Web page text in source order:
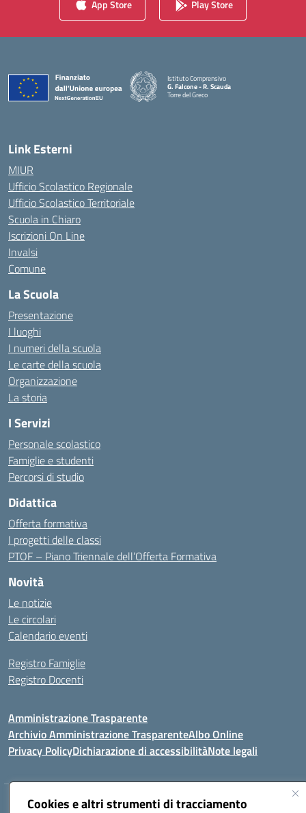
Cookies e altri strumenti di tracciamento
App Store Play Store
Istituto Comprensivo
G. Falcone - R. Scauda
Torre del Greco
Link Esterni
MIUR
Ufficio Scolastico Regionale
Ufficio Scolastico Territoriale
Scuola in Chiaro
Iscrizioni On Line
Invalsi
Comune
La Scuola
Presentazione
I luoghi
I numeri della scuola
Le carte della scuola
Organizzazione
La storia
I Servizi
Personale scolastico
Famiglie e studenti
Percorsi di studio
Didattica
Offerta formativa
I progetti delle classi
PTOF – Piano Triennale dell’Offerta Formativa
Novità
Le notizie
Le circolari
Calendario eventi
Registro Famiglie
Registro Docenti
Amministrazione Trasparente
Archivio Amministrazione TrasparenteAlbo Online
Privacy PolicyDichiarazione di accessibilitàNote legali
Istituto Comprensivo Statale